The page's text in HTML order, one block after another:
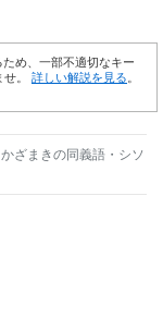
め、一部不適切なキー
。 詳しい解説を見る
かざまきの同義語・シソ